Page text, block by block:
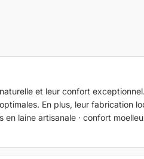
et leur confort
En plus, leur fabrication
laine artisanale · confort